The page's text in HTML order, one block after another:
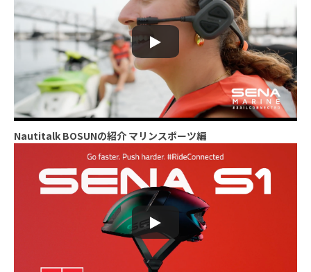
Nautitalk BOSUNの紹介 マリンスポーツ編